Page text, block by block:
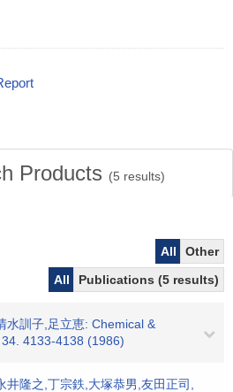
Products (5 results)
All
Other
All
Publications (5 results)
水訓子,足立恵: Chemical &
4133-4138 (1986)
隆之,丁宗鉄,大塚恭男,友田正司,